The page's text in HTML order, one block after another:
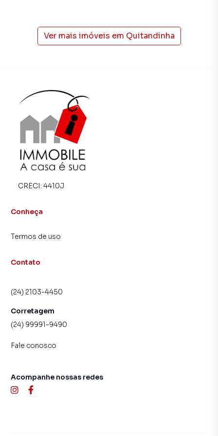
vender ou alugar seu imóvel muito mais rápido do que em
imobiliárias tradicionais. Já vendemos e locamos diversos
aumenta muito o número de contatos interessados e
tendo como consequência uma maior chance de vender ou
alugar seu imóvel mais rápido. Contamos também com um
time de programadores, corretores treinados e uma
central de atendimento preparada para atender
proprietários e inquilinos.
Ver mais imóveis em Quitandinha
CRECI: 4410J
Conheça
Termos de uso
Contato
(24) 2103-4450
Corretagem
(24) 99991-9490
Fale conosco
Acompanhe nossas redes